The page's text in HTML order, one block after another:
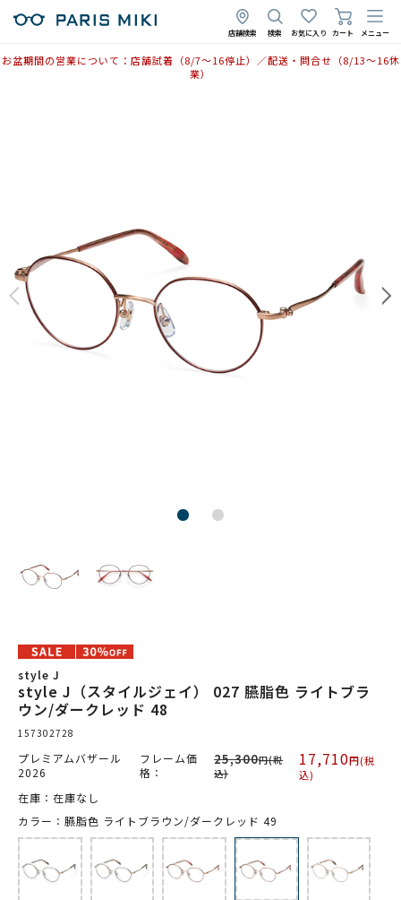
店舗検索 検索 お気に入り カート メニュー
お盆期間の営業について：店舗試着（8/7〜16停止）／配送・問合せ（8/13〜16休
業）
style J
style J（スタイルジェイ） 027 臙脂色 ライトブラ
ウン/ダークレッド 48
157302728
プレミアムバザール
2026
フレーム価
格：
25,300円(税
込)
17,710円(税
込)
在庫：在庫なし
カラー：臙脂色 ライトブラウン/ダークレッド 49